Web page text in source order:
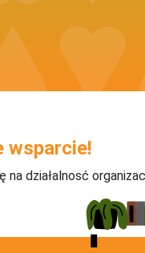
wsparcie!
działalnosć